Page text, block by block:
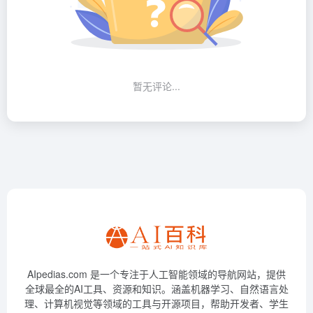
暂无评论...
AIpedias.com 是一个专注于人工智能领域的导航网站，提供
全球最全的AI工具、资源和知识。涵盖机器学习、自然语言处
理、计算机视觉等领域的工具与开源项目，帮助开发者、学生